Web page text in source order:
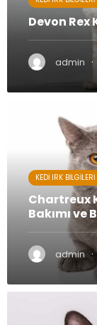
Devon Rex
admin ·
KEDI IRK BILGILERI
Chartreux
Bakımı ve
admin ·